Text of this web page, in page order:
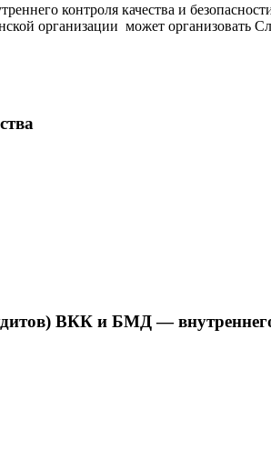
контроля качества и
организации может организовать
ВКК и БМД —